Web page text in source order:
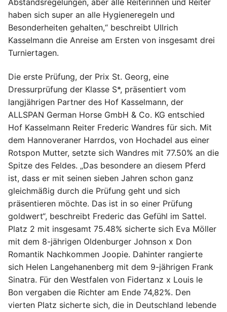
haben sich super an alle Hygieneregeln und
Besonderheiten gehalten,“ beschreibt Ullrich
Kasselmann die Anreise am Ersten von insgesamt drei
Turniertagen.
Die erste Prüfung, der Prix St. Georg, eine
Dressurprüfung der Klasse S*, präsentiert vom
langjährigen Partner des Hof Kasselmann, der
ALLSPAN German Horse GmbH & Co. KG entschied
Hof Kasselmann Reiter Frederic Wandres für sich. Mit
dem Hannoveraner Harrdos, von Hochadel aus einer
Rotspon Mutter, setzte sich Wandres mit 77.50% an die
Spitze des Feldes. „Das besondere an diesem Pferd
ist, dass er mit seinen sieben Jahren schon ganz
gleichmäßig durch die Prüfung geht und sich
präsentieren möchte. Das ist in so einer Prüfung
goldwert“, beschreibt Frederic das Gefühl im Sattel.
Platz 2 mit insgesamt 75.48% sicherte sich Eva Möller
mit dem 8-jährigen Oldenburger Johnson x Don
Romantik Nachkommen Joopie. Dahinter rangierte
sich Helen Langehanenberg mit dem 9-jährigen Frank
Sinatra. Für den Westfalen von Fidertanz x Louis le
Bon vergaben die Richter am Ende 74,82%. Den
vierten Platz sicherte sich, die in Deutschland lebende